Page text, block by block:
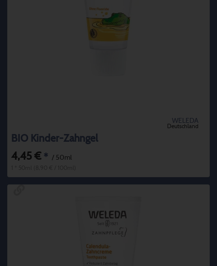
WELEDA
Deutschland
BIO Kinder-Zahngel
4,45 € * / 50ml